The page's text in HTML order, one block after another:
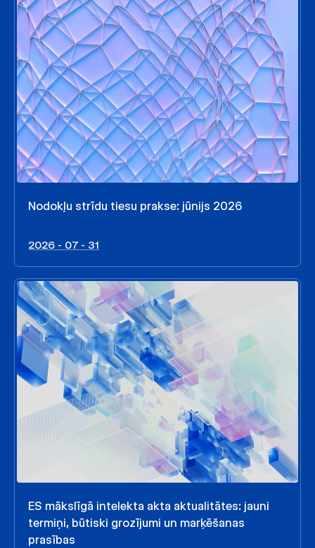
Nodokļu strīdu tiesu prakse: jūnijs 2026
2026 - 07 - 31
ES mākslīgā intelekta akta aktualitātes: jauni
termiņi, būtiski grozījumi un marķēšanas
prasības